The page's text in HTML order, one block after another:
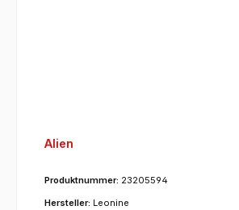
Alien
Produktnummer: 23205594
Hersteller: Leonine